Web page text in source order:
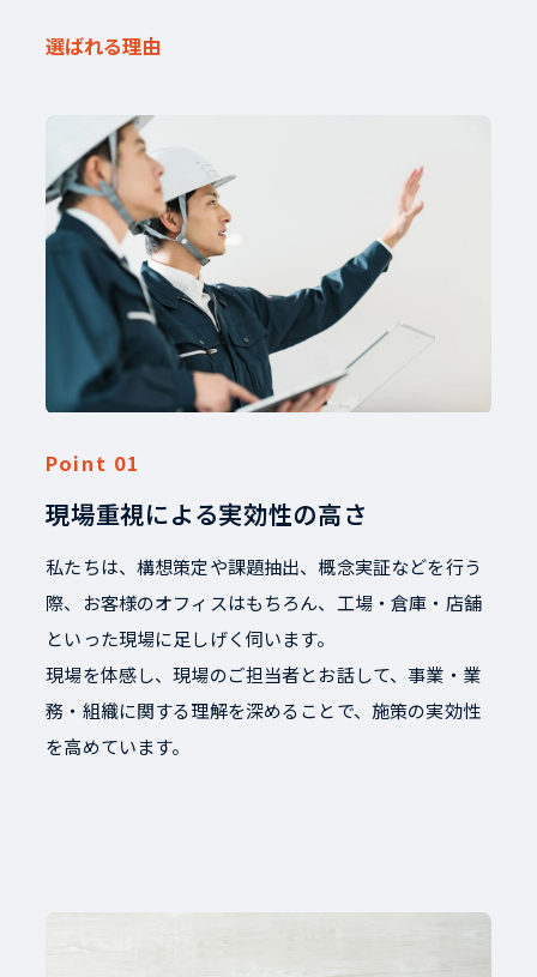
選ばれる理由
現場重視による実効性の高さ
私たちは、構想策定や課題抽出、概念実証などを行う
際、お客様のオフィスはもちろん、工場・倉庫・店舗
といった現場に足しげく伺います。
現場を体感し、現場のご担当者とお話して、事業・業
務・組織に関する理解を深めることで、施策の実効性
を高めています。